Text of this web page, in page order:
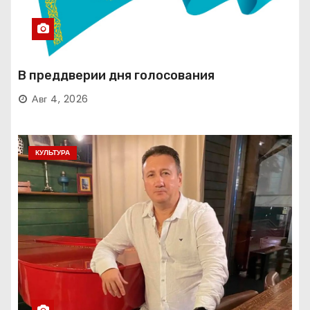
В преддверии дня голосования
Авг 4, 2026
КУЛЬТУРА